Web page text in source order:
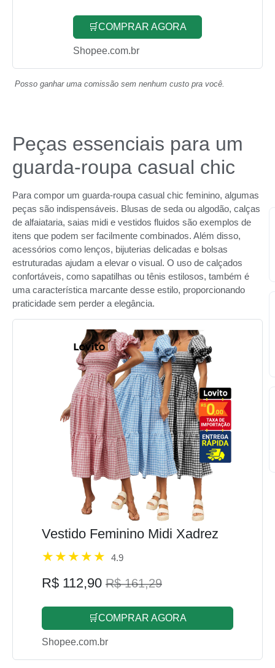
🛒COMPRAR AGORA
Shopee.com.br
Posso ganhar uma comissão sem nenhum custo pra você.
Peças essenciais para um
guarda-roupa casual chic
Para compor um guarda-roupa casual chic feminino, algumas
peças são indispensáveis. Blusas de seda ou algodão, calças
de alfaiataria, saias midi e vestidos fluidos são exemplos de
itens que podem ser facilmente combinados. Além disso,
acessórios como lenços, bijuterias delicadas e bolsas
estruturadas ajudam a elevar o visual. O uso de calçados
confortáveis, como sapatilhas ou tênis estilosos, também é
uma característica marcante desse estilo, proporcionando
praticidade sem perder a elegância.
Vestido Feminino Midi Xadrez
4.9
R$ 112,90 R$ 161,29
🛒COMPRAR AGORA
Shopee.com.br